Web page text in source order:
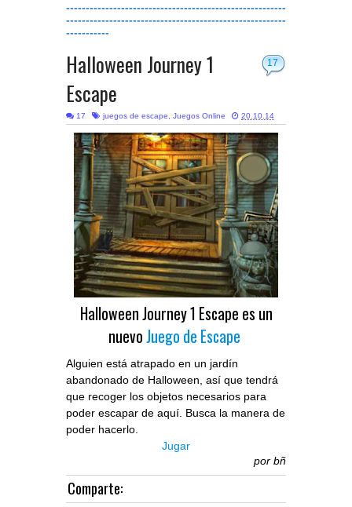
--------------------------------------------------------
--------------------------------------------------------
-----------
17
Halloween Journey 1
Escape
17 juegos de escape, Juegos Online 20.10.14
Halloween Journey 1 Escape es un
nuevoJuego de Escape
Alguien está atrapado en un jardín
abandonado de Halloween, así que tendrá
que recoger los objetos necesarios para
poder escapar de aquí. Busca la manera de
poder hacerlo.
Jugar
por bñ
Comparte: